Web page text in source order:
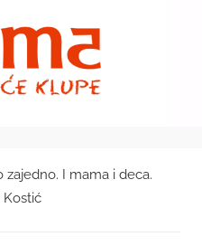
zajedno. I mama i deca.
Kostić